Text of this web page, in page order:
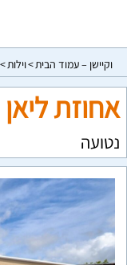
וקיישן – עמוד הבית וילות
אחוזת ליאן
נטועה